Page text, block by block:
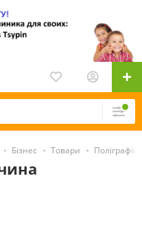
Бізнес Товари